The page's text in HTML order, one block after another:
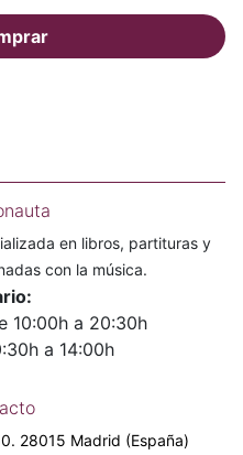
en libros, partituras y
con la música.
10:00h a 20:30h
a 14:00h
28015 Madrid (España)